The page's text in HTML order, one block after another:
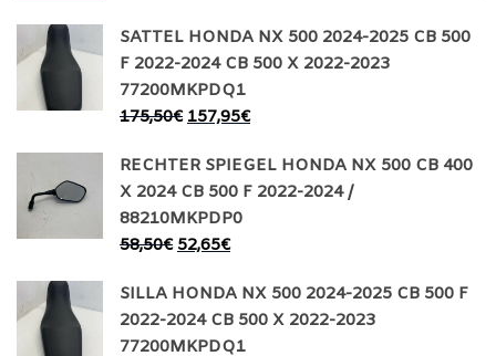
SATTEL HONDA NX 500 2024-2025 CB 500
F 2022-2024 CB 500 X 2022-2023
77200MKPDQ1
175,50€ 157,95€
RECHTER SPIEGEL HONDA NX 500 CB 400
X 2024 CB 500 F 2022-2024 /
88210MKPDP0
58,50€ 52,65€
SILLA HONDA NX 500 2024-2025 CB 500 F
2022-2024 CB 500 X 2022-2023
77200MKPDQ1